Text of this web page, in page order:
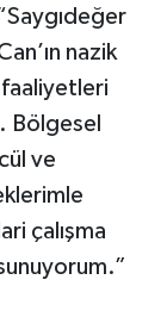
nazik
Bölgesel
ve
çalışma